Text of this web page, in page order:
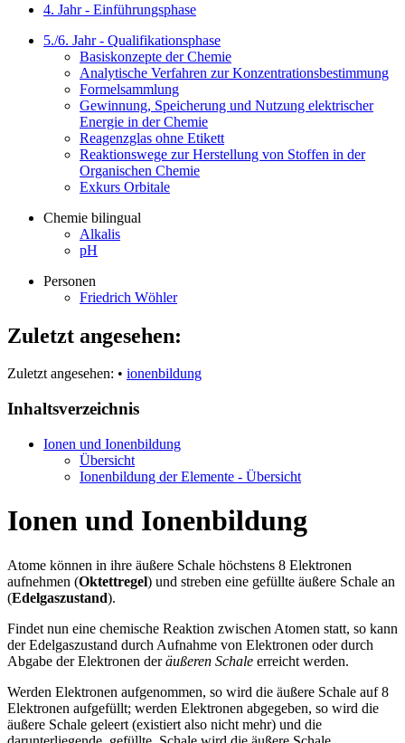
4. Jahr - Einführungsphase
5./6. Jahr - Qualifikationsphase
Basiskonzepte der Chemie
Analytische Verfahren zur Konzentrationsbestimmung
Formelsammlung
Gewinnung, Speicherung und Nutzung elektrischer
Energie in der Chemie
Reagenzglas ohne Etikett
Reaktionswege zur Herstellung von Stoffen in der
Organischen Chemie
Exkurs Orbitale
Chemie bilingual
Alkalis
pH
Personen
Friedrich Wöhler
Zuletzt angesehen:
Zuletzt angesehen: • ionenbildung
Inhaltsverzeichnis
Ionen und Ionenbildung
Übersicht
Ionenbildung der Elemente - Übersicht
Ionen und Ionenbildung
Atome können in ihre äußere Schale höchstens 8 Elektronen
aufnehmen (Oktettregel) und streben eine gefüllte äußere Schale an
(Edelgaszustand).
Findet nun eine chemische Reaktion zwischen Atomen statt, so kann
der Edelgaszustand durch Aufnahme von Elektronen oder durch
Abgabe der Elektronen deräußeren Schale erreicht werden.
Werden Elektronen aufgenommen, so wird die äußere Schale auf 8
Elektronen aufgefüllt; werden Elektronen abgegeben, so wird die
äußere Schale geleert (existiert also nicht mehr) und die